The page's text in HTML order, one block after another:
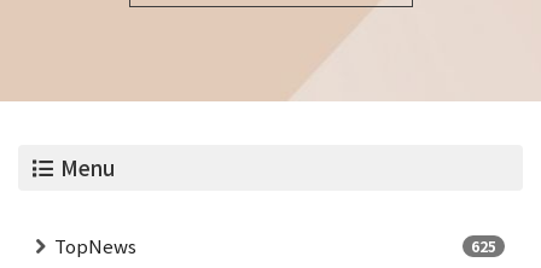
Menu
TopNews 625